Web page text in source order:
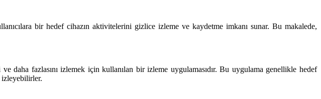
bir hedef cihazın aktivitelerini gizlice izleme ve kaydetme imkanı sunar. Bu makalede,
daha fazlasını izlemek için kullanılan bir izleme uygulamasıdır. Bu uygulama genellikle hedef
izleyebilirler.